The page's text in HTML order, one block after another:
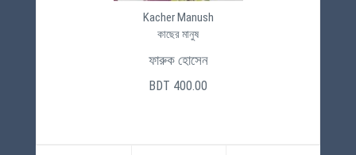
Kacher Manush
কাছের মানুষ
ফারুক হোসেন
BDT 400.00